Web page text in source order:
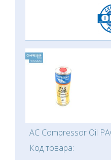
AC Compressor Oil
Код товара: